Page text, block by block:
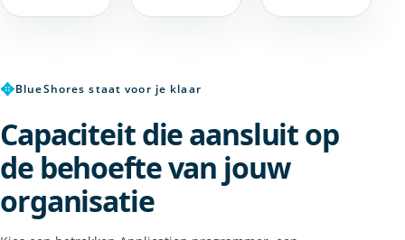
✥BlueShores staat voor je klaar
Capaciteit die aansluit op
de behoefte van jouw
organisatie